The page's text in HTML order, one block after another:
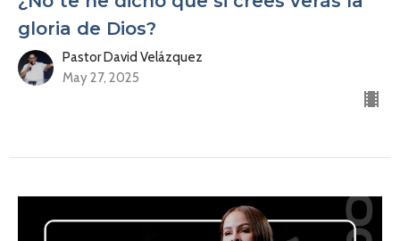
gloria de Dios?
Pastor David Velázquez
May 27, 2025